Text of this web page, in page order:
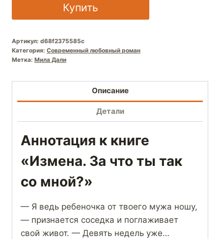
Купить
Артикул: d68f2375585c
Категория: Современный любовный роман
Метка: Мила Дали
Описание
Детали
Аннотация к книге
«Измена. За что ты так
со мной?»
— Я ведь ребеночка от твоего мужа ношу,
— признается соседка и поглаживает
свой живот. — Девять недель уже…